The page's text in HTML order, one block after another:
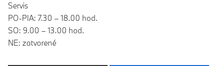
Servis
PO-PIA: 7.30 – 18.00 hod.
SO: 9.00 – 13.00 hod.
NE: zatvorené